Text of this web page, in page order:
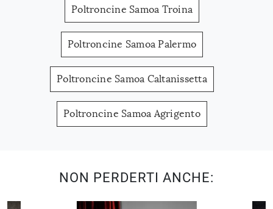
Poltroncine Samoa Troina
Poltroncine Samoa Palermo
Poltroncine Samoa Caltanissetta
Poltroncine Samoa Agrigento
NON PERDERTI ANCHE: